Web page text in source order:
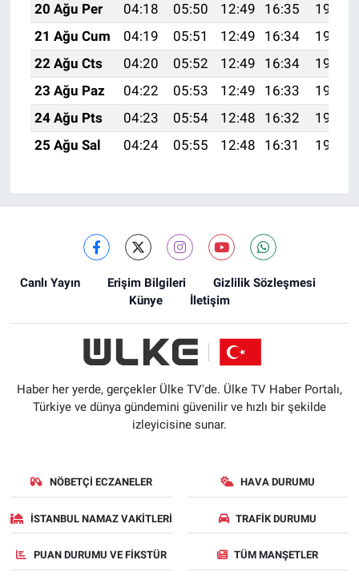
20 Ağu Per
04:18 05:50 12:49 16:35
19:38
21 Ağu Cum
04:19 05:51 12:49 16:34
19:37
22 Ağu Cts
04:20 05:52 12:49 16:34
19:36
23 Ağu Paz
04:22 05:53 12:49 16:33
19:34
24 Ağu Pts
04:23 05:54 12:48 16:32
19:33
25 Ağu Sal
04:24 05:55 12:48 16:31 19:31
Canlı Yayın Erişim Bilgileri
Gizlilik Sözleşmesi
Künye
İletişim
Haber her yerde, gerçekler Ülke TV'de. Ülke TV Haber Portalı,
Türkiye ve dünya gündemini güvenilir ve hızlı bir şekilde
izleyicisine sunar.
NÖBETÇI ECZANELER HAVA DURUMU
İSTANBUL NAMAZ VAKITLERI TRAFIK DURUMU
PUAN DURUMU VE FIKSTÜR TÜM MANŞETLER